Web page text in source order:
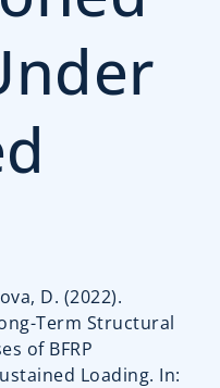
D. (2022).
Term Structural
of BFRP
Loading. In: